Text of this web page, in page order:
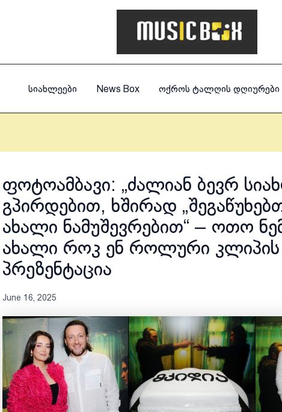
სიახლეები News Box ოქროს ტალღის დღიურები
ფოტოამბავი: „ძალიან ბევრ
გპირდებით, ხშირად
ახალი ნამუშევრებით“ – ოთო
ახალი როკ ენ როლური კლიპის
პრეზენტაცია
June 16, 2025